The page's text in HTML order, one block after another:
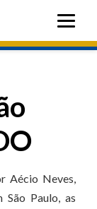
Aécio Neves,
São Paulo, as